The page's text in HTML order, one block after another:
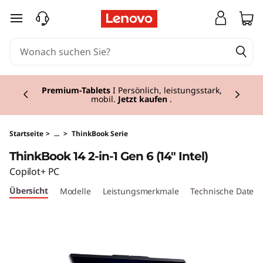
T
k
B
o
o
zum Hauptinhalt springen
Premium-TabletsI Persönlich, leistungsstark,
mobil. Jetzt kaufen .
Startseite > ... > ThinkBook Serie
ThinkBook 14 2-in-1 Gen 6 (14" Intel)
Copilot+ PC
Übersicht Modelle Leistungsmerkmale Technische Daten